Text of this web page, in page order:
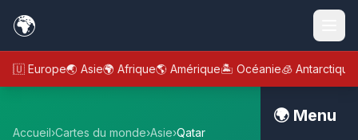
🌍
🇪🇺 Europe🌏 Asie🌍 Afrique🌎 Amérique🏝️ Océanie🧊 Antarctique
🌍 Menu
Accueil›Cartes du monde›Asie›Qatar